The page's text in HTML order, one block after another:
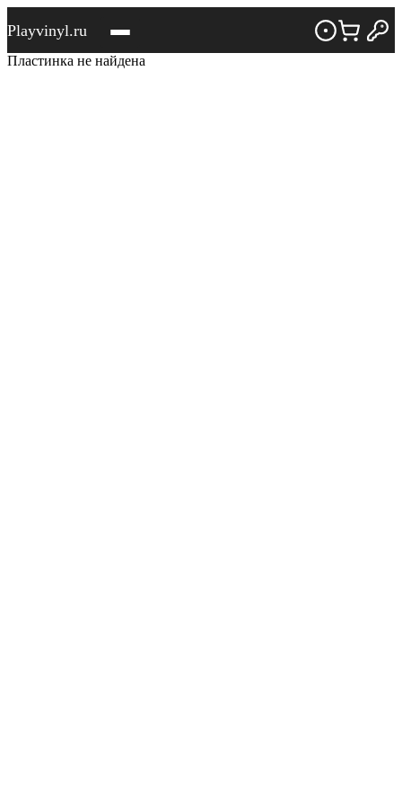
Playvinyl.ru
Пластинка не найдена